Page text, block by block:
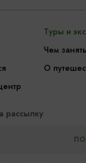
Туры и
Чем
О
рассылку